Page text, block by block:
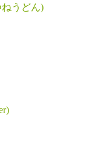
ねうどん)